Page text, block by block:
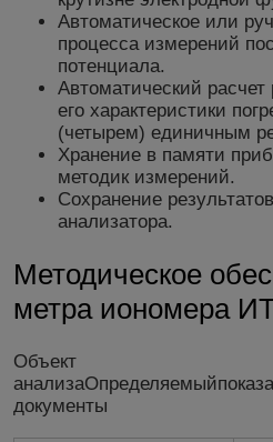
Автоматическое или
процесса измерений
потенциала.
Автоматический расчет
его характеристики
(четырем) единичным
Хранение в памяти
методик измерений.
Сохранение
анализатора.
Методическое
метра иономера
Объект
документы